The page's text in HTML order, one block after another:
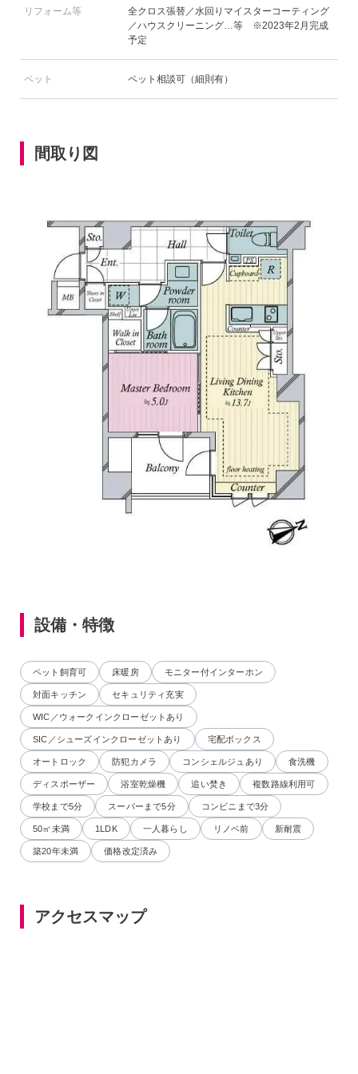
リフォーム等
全クロス張替／水回りマイスターコーティング
／ハウスクリーニング…等 ※2023年2月完成
予定
ペット ペット相談可（細則有）
間取り図
設備・特徴
ペット飼育可 床暖房 モニター付インターホン
対面キッチン セキュリティ充実
WIC／ウォークインクローゼットあり
SIC／シューズインクローゼットあり 宅配ボックス
オートロック 防犯カメラ コンシェルジュあり 食洗機
ディスポーザー 浴室乾燥機 追い焚き 複数路線利用可
学校まで5分 スーパーまで5分 コンビニまで3分
50㎡未満 1LDK 一人暮らし リノベ前 新耐震
築20年未満 価格改定済み
アクセスマップ